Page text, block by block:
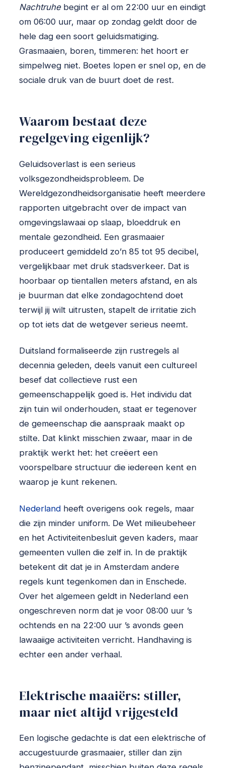
Nachtruhebegint er al om 22:00 uur en eindigt
om 06:00 uur, maar op zondag geldt door de
hele dag een soort geluidsmatiging.
Grasmaaien, boren, timmeren: het hoort er
simpelweg niet. Boetes lopen er snel op, en de
sociale druk van de buurt doet de rest.
Waarom bestaat deze
regelgeving eigenlijk?
Geluidsoverlast is een serieus
volksgezondheidsprobleem. De
Wereldgezondheidsorganisatie heeft meerdere
rapporten uitgebracht over de impact van
omgevingslawaai op slaap, bloeddruk en
mentale gezondheid. Een grasmaaier
produceert gemiddeld zo’n 85 tot 95 decibel,
vergelijkbaar met druk stadsverkeer. Dat is
hoorbaar op tientallen meters afstand, en als
je buurman dat elke zondagochtend doet
terwijl jij wilt uitrusten, stapelt de irritatie zich
op tot iets dat de wetgever serieus neemt.
Duitsland formaliseerde zijn rustregels al
decennia geleden, deels vanuit een cultureel
besef dat collectieve rust een
gemeenschappelijk goed is. Het individu dat
zijn tuin wil onderhouden, staat er tegenover
de gemeenschap die aanspraak maakt op
stilte. Dat klinkt misschien zwaar, maar in de
praktijk werkt het: het creëert een
voorspelbare structuur die iedereen kent en
waarop je kunt rekenen.
Nederland heeft overigens ook regels, maar
die zijn minder uniform. De Wet milieubeheer
en het Activiteitenbesluit geven kaders, maar
gemeenten vullen die zelf in. In de praktijk
betekent dit dat je in Amsterdam andere
regels kunt tegenkomen dan in Enschede.
Over het algemeen geldt in Nederland een
ongeschreven norm dat je voor 08:00 uur ’s
ochtends en na 22:00 uur ’s avonds geen
lawaaiige activiteiten verricht. Handhaving is
echter een ander verhaal.
Elektrische maaiërs: stiller,
maar niet altijd vrijgesteld
Een logische gedachte is dat een elektrische of
accugestuurde grasmaaier, stiller dan zijn